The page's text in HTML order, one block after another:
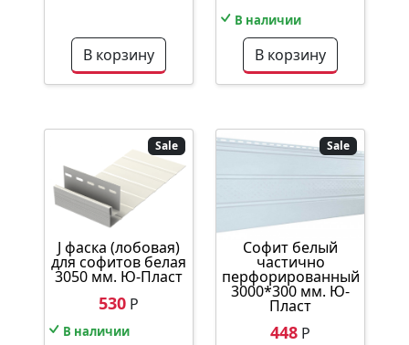
В корзину
В наличии
В корзину
Sale
J фаска (лобовая)
для софитов белая
3050 мм. Ю-Пласт
530 Р
В наличии
Sale
Софит белый
частично
перфорированный
3000*300 мм. Ю-
Пласт
448 Р